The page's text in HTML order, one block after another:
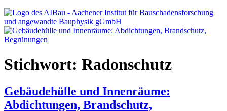
AIBau – Aachener Institut für Bauschadensforschung und
Stichwort: Radonschutz
Gebäudehülle und Innenräume:
Abdichtungen, Brandschutz,